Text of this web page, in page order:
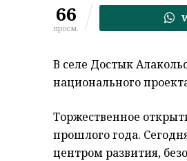
66
просм.
В селе Достык
национального
Торжественное
прошлого года.
центром развития,